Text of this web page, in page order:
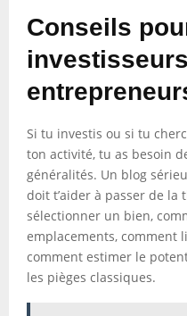
Conseils
Si tu investis ou si tu
ton activité, tu as besoin
généralités. Un blog
doit t’aider à passer de la
sélectionner un bien,
emplacements, comment
comment estimer le
les pièges classiques.